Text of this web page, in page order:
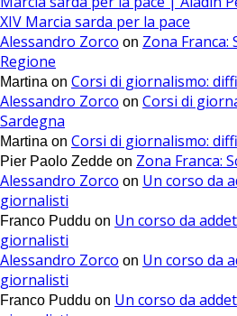
XIV Marcia sarda per la pace
Alessandro Zorco on Zona Franca:
Regione
Martina on Corsi di giornalismo:
Alessandro Zorco on Corsi di
Sardegna
Martina on Corsi di giornalismo:
Pier Paolo Zedde on Zona Franca:
Alessandro Zorco on Un corso da
giornalisti
Franco Puddu on Un corso da
giornalisti
Alessandro Zorco on Un corso da
giornalisti
Franco Puddu on Un corso da